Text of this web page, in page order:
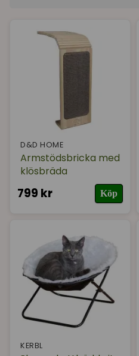
Varumärke
D&D HOME
Armstödsbricka med
klösbräda
799 kr Köp
KERBL